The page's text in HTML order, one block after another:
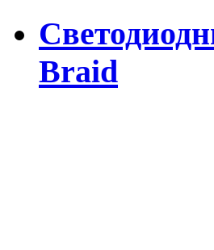
Braid